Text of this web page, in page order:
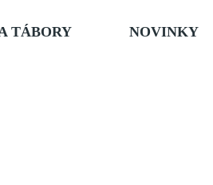
TÁBORY NOVINKY